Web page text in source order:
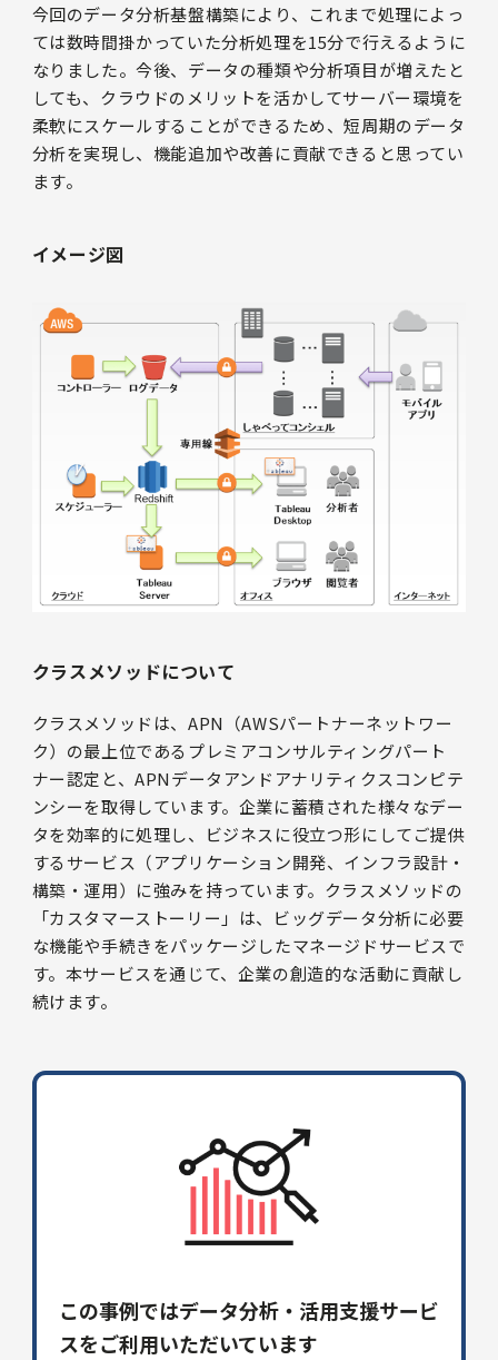
今回のデータ分析基盤構築により、これまで処理によっ
ては数時間掛かっていた分析処理を15分で行えるように
なりました。今後、データの種類や分析項目が増えたと
しても、クラウドのメリットを活かしてサーバー環境を
柔軟にスケールすることができるため、短周期のデータ
分析を実現し、機能追加や改善に貢献できると思ってい
ます。
イメージ図
クラスメソッドについて
クラスメソッドは、APN（AWSパートナーネットワー
ク）の最上位であるプレミアコンサルティングパート
ナー認定と、APNデータアンドアナリティクスコンピテ
ンシーを取得しています。企業に蓄積された様々なデー
タを効率的に処理し、ビジネスに役立つ形にしてご提供
するサービス（アプリケーション開発、インフラ設計・
構築・運用）に強みを持っています。クラスメソッドの
「カスタマーストーリー」は、ビッグデータ分析に必要
な機能や手続きをパッケージしたマネージドサービスで
す。本サービスを通じて、企業の創造的な活動に貢献し
続けます。
この事例ではデータ分析・活用支援サービ
スをご利用いただいています